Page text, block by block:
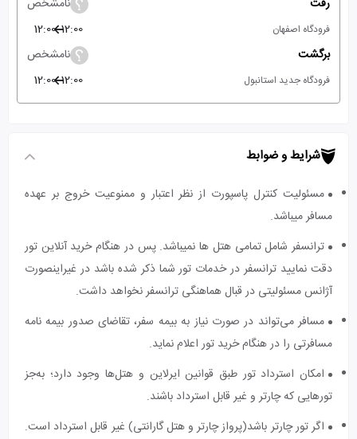
رفت نامشخص
فرودگاه اصفهان 12:00
12:00
برگشت
نامشخص
فرودگاه جدید استانبول 12:00
12:00
شرایط و ضوابط
مسئولیت کنترل پاسپورت از نظر اعتبار و ممنوعیت خروج بر عهده
مسافر میباشد.
ترانسفر شامل تمامی هتل ها نمیباشد. پس در هنگام خرید آنلاین تور
دقت نمایید ترانسفر در خدمات تور شما ذکر شده باشد در غیراینصورت
آژانس مسئولیتی در قبال هماهنگی ترانسفر نخواهد داشت.
مسافر می‌تواند در صورت نیاز به بیمه سفر، تقاضای صدور بیمه نامه
مسافرتی را در هنگام خرید تور اعلام نماید.
امکان استرداد تور طبق قوانین ایرلاین و هتل‌ها وجود دارد؛ به‌جز
تورهایی که چارتر و غیر قابل استرداد باشند.
اگر تور چارتر باشد(پرواز چارتر و هتل گارانتی) غیر قابل استرداد است.